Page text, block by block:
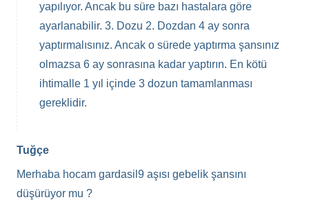
yapılıyor. Ancak bu süre bazı hastalara göre
ayarlanabilir. 3. Dozu 2. Dozdan 4 ay sonra
yaptırmalısınız. Ancak o sürede yaptırma şansınız
olmazsa 6 ay sonrasına kadar yaptırın. En kötü
ihtimalle 1 yıl içinde 3 dozun tamamlanması
gereklidir.
Tuğçe
Merhaba hocam gardasil9 aşısı gebelik şansını
düşürüyor mu ?